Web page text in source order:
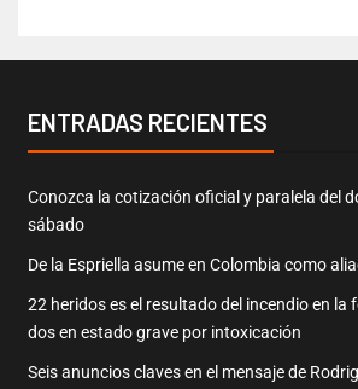
ENTRADAS RECIENTES
Conozca la cotización oficial y paralela del
sábado
De la Espriella asume en Colombia como
22 heridos es el resultado del incendio en la
dos en estado grave por intoxicación
Seis anuncios claves en el mensaje de